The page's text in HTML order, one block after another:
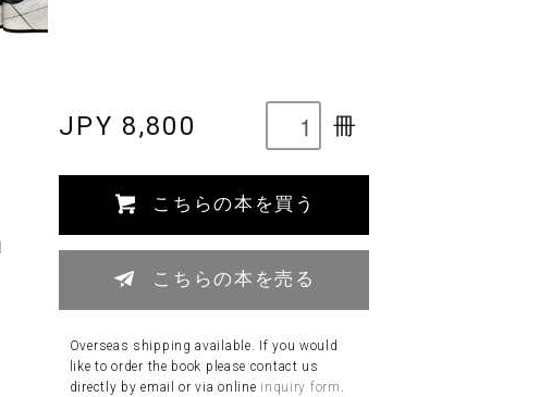
JPY 8,800 冊
こちらの本を買う
こちらの本を売る
Overseas shipping available. If you would
like to order the book please contact us
directly by email or via online inquiry form .